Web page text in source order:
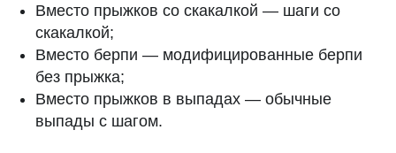
Вместо прыжков со скакалкой — шаги со
скакалкой;
Вместо берпи — модифицированные берпи
без прыжка;
Вместо прыжков в выпадах — обычные
выпады с шагом.
Бесплатный календарь месячных с точными
прогнозами, ежедневным контентом,